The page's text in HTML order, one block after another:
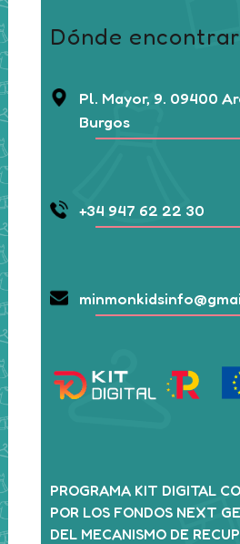
Dónde
Pl. Mayor, 9. 09400
Burgos
+34 947 62 22 30
PROGRAMA KIT DIGITAL
POR LOS FONDOS NEXT
DEL MECANISMO DE